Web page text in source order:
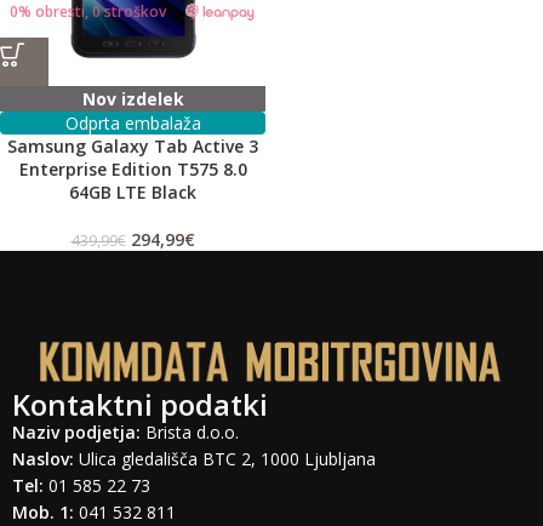
0% obresti, 0 stroškov
Nov izdelek
Odprta embalaža
Samsung Galaxy Tab Active 3
Enterprise Edition T575 8.0
64GB LTE Black
439,99€ 294,99€
Kontaktni podatki
Naziv podjetja: Brista d.o.o.
Naslov: Ulica gledališča BTC 2, 1000 Ljubljana
Tel: 01 585 22 73
Mob. 1: 041 532 811